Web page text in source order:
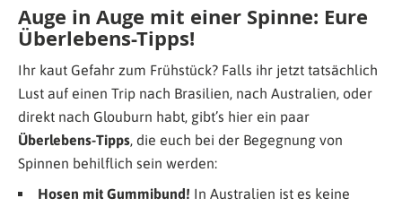
Auge in Auge mit einer Spinne: Eure
Überlebens-Tipps!
Ihr kaut Gefahr zum Frühstück? Falls ihr jetzt tatsächlich
Lust auf einen Trip nach Brasilien, nach Australien, oder
direkt nach Glouburn habt, gibt’s hier ein paar
Überlebens-Tipps, die euch bei der Begegnung von
Spinnen behilflich sein werden:
Hosen mit Gummibund! In Australien ist es keine